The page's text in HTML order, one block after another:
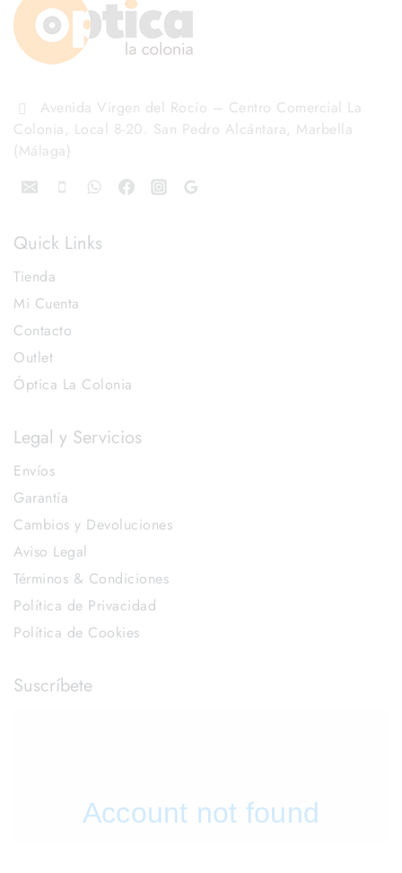
Avenida Virgen del Rocío – Centro Comercial La
Colonia, Local 8-20. San Pedro Alcántara, Marbella
(Málaga)
Quick Links
Tienda
Mi Cuenta
Contacto
Outlet
Óptica La Colonia
Legal y Servicios
Envíos
Garantía
Cambios y Devoluciones
Aviso Legal
Términos & Condiciones
Política de Privacidad
Política de Cookies
Suscríbete